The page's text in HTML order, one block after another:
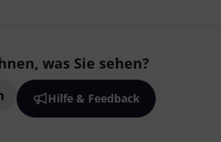
was Sie sehen?
Hilfe & Feedback